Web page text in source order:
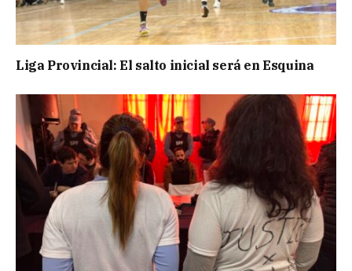
Liga Provincial: El salto inicial será en Esquina